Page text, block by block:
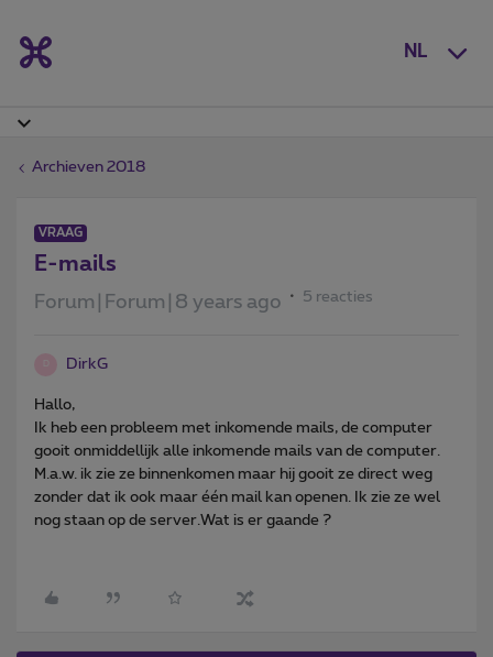
NL
Archieven 2018
VRAAG
E-mails
Forum|Forum|8 years ago 5 reacties
DirkG
Hallo,
Ik heb een probleem met inkomende mails, de computer
gooit onmiddellijk alle inkomende mails van de computer.
M.a.w. ik zie ze binnenkomen maar hij gooit ze direct weg
zonder dat ik ook maar één mail kan openen. Ik zie ze wel
nog staan op de server.Wat is er gaande ?